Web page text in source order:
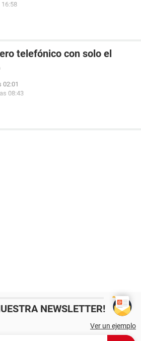
16:58
telefónico con solo el
02:01
08:43
NEWSLETTER!
Ver un ejemplo